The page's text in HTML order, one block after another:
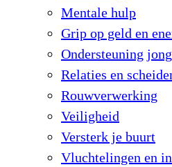
Mentale hulp
Grip op geld en
Ondersteuning
Relaties en
Rouwverwerking
Veiligheid
Versterk je buurt
Vluchtelingen en